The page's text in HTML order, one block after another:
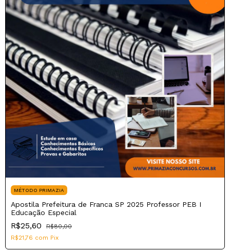
MÉTODO PRIMAZIA
Apostila Prefeitura de Franca SP 2025 Professor PEB I
Educação Especial
R$25,60
R$80,00
R$21,76 com Pix